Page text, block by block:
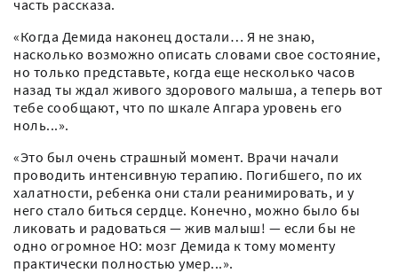
часть рассказа.
«Когда Демида наконец достали… Я не знаю,
насколько возможно описать словами свое состояние,
но только представьте, когда еще несколько часов
назад ты ждал живого здорового малыша, а теперь вот
тебе сообщают, что по шкале Апгара уровень его
ноль...».
«Это был очень страшный момент. Врачи начали
проводить интенсивную терапию. Погибшего, по их
халатности, ребенка они стали реанимировать, и у
него стало биться сердце. Конечно, можно было бы
ликовать и радоваться — жив малыш! — если бы не
одно огромное НО: мозг Демида к тому моменту
практически полностью умер...».